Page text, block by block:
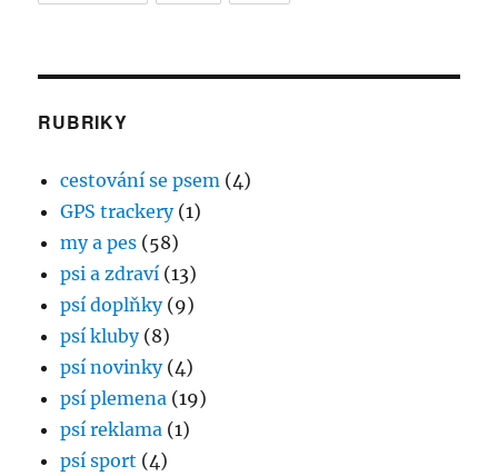
RUBRIKY
cestování se psem (4)
GPS trackery(1)
my a pes (58)
psi a zdraví (13)
psí doplňky(9)
psí kluby(8)
psí novinky(4)
psí plemena (19)
psí reklama (1)
psí sport (4)